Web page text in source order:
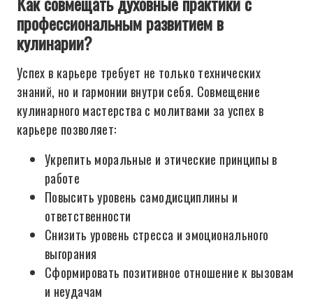
профессиональным развитием в
кулинарии?
Успех в карьере требует не только технических
знаний, но и гармонии внутри себя. Совмещение
кулинарного мастерства с молитвами за успех в
карьере позволяет:
Укрепить моральные и этические принципы в
работе
Повысить уровень самодисциплины и
ответственности
Снизить уровень стресса и эмоционального
выгорания
Сформировать позитивное отношение к вызовам
и неудачам